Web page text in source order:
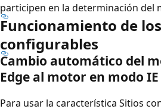
participen en la determinación del
Funcionamiento de
configurables
Cambio automático del
Edge al motor en modo IE
Para usar la característica Sitios